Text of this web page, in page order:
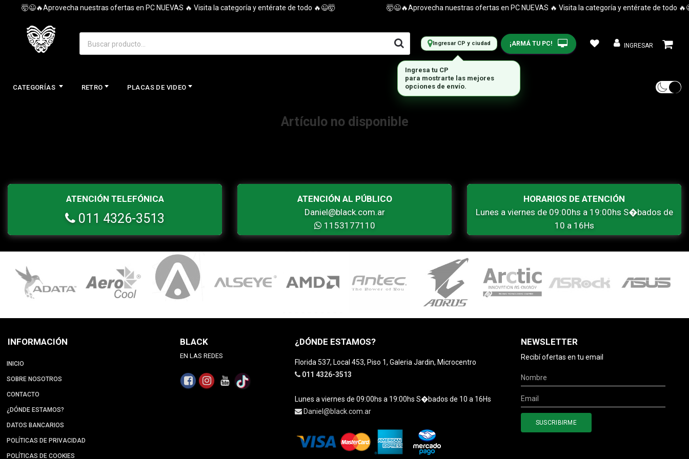
🤯😉🔥Aprovecha nuestras ofertas en PC NUEVAS 🔥 Visita la categoría y entérate de todo 🔥😉🤯 🤯😉🔥Aprovecha nuestras ofertas en PC NUEVAS 🔥 Visita la categoría y entérate de todo
Ingresar CP y ciudad ¡ARMÁ TU PC! INGRESAR
CATEGORÍAS RETRO PLACAS DE VIDEO
Artículo no disponible
ATENCIÓN TELEFÓNICA
011 4326-3513
ATENCIÓN AL PÚBLICO
Daniel@black.com.ar
1153177110
HORARIOS DE ATENCIÓN
Lunes a viernes de 09:00hs a 19:00hs S�bados de
10 a 16Hs
INFORMACIÓN
INICIO
SOBRE NOSOTROS
CONTACTO
¿DÓNDE ESTAMOS?
DATOS BANCARIOS
POLÍTICAS DE PRIVACIDAD
POLÍTICAS DE COOKIES
BLACK
EN LAS REDES
¿DÓNDE ESTAMOS?
Florida 537, Local 453, Piso 1, Galeria Jardin, Microcentro
011 4326-3513
Lunes a viernes de 09:00hs a 19:00hs S�bados de 10 a 16Hs
Daniel@black.com.ar
NEWSLETTER
Recibí ofertas en tu email
Ingresa tu CP
para mostrarte las mejores
opciones de envío.